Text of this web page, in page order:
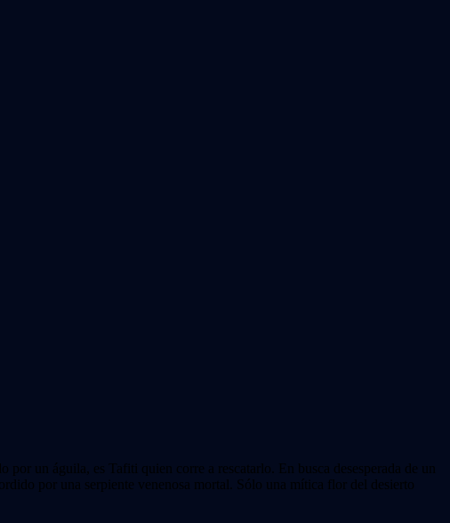
un águila, es Tafiti quien corre a rescatarlo. En busca desesperada de un
por una serpiente venenosa mortal. Sólo una mítica flor del desierto